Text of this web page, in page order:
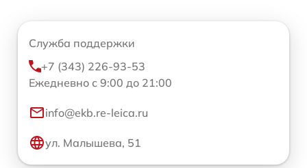
Служба поддержки
+7 (343) 226-93-53
Ежедневно с 9:00 до 21:00
info@ekb.re-leica.ru
ул. Малышева, 51